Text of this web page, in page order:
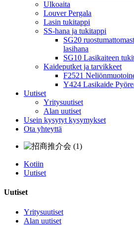
Ulkoaita
Louver Pergala
Lasin tukitappi
SS-hana ja tukitappi
SG20
lasihana
SG10 Lasikaiteen
Kaideputket ja tarvikkeet
F2521
Y424 Lasikaide
Uutiset
Yritysuutiset
Alan uutiset
Usein kysytyt kysymykset
Ota yhteyttä
Kotiin
Uutiset
Uutiset
Yritysuutiset
Alan uutiset